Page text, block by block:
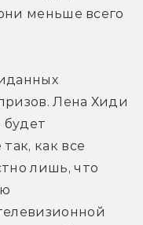
меньше всего
Лена Хиди
будет
как все
лишь, что